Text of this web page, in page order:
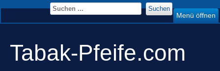
Tabak-Pfeife.com
Suchen
Menü öffnen